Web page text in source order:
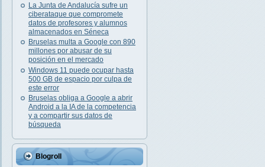
La Junta de Andalucía sufre un
ciberataque que compromete
datos de profesores y alumnos
almacenados en Séneca
Bruselas multa a Google con 890
millones por abusar de su
posición en el mercado
Windows 11 puede ocupar hasta
500 GB de espacio por culpa de
este error
Bruselas obliga a Google a abrir
Android a la IA de la competencia
y a compartir sus datos de
búsqueda
Blogroll